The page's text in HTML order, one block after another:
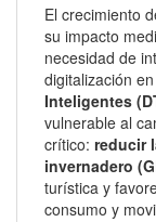
El crecimiento
su impacto
necesidad de
digitalización
Inteligentes
vulnerable al
crítico: reducir
invernadero
turística y
consumo y